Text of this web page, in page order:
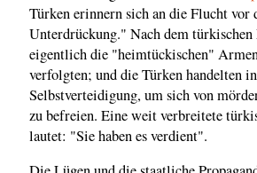
Türken erinnern sich an die Flucht vor
Unterdrückung." Nach dem türkischen
eigentlich die "heimtückischen"
verfolgten; und die Türken handelten in
Selbstverteidigung, um sich von
zu befreien. Eine weit verbreitete
lautet: "Sie haben es verdient".